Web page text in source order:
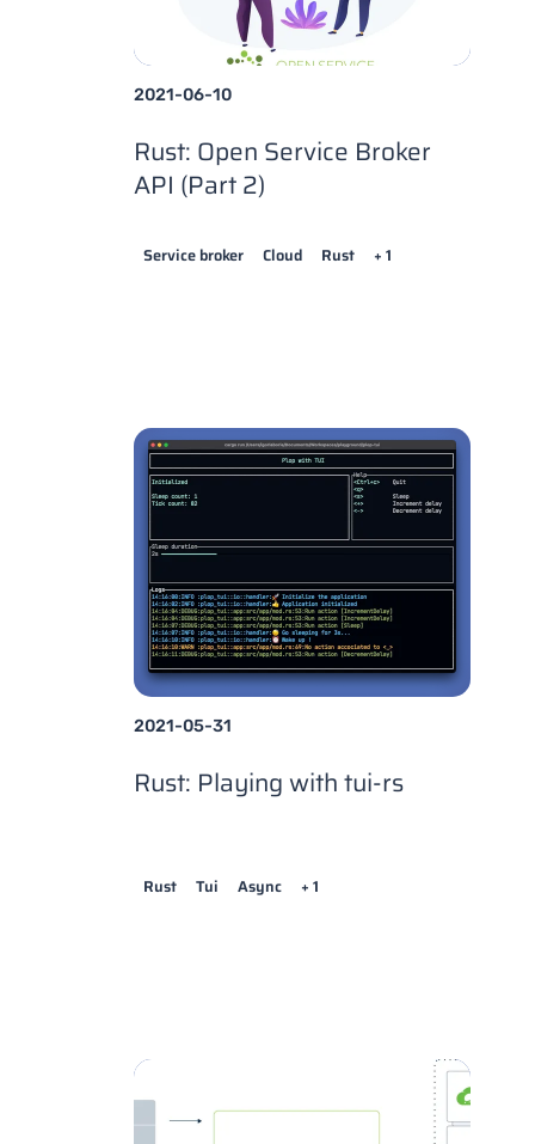
2021-06-10
Rust: Open Service Broker
API (Part 2)
Service broker Cloud Rust + 1
2021-05-31
Rust: Playing with tui-rs
Rust Tui Async + 1